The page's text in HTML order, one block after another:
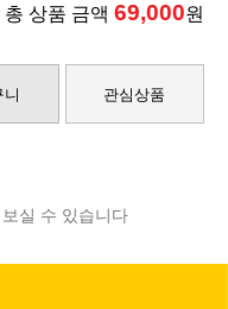
총 상품 금액 69,000원
니 관심상품
실 수 있습니다